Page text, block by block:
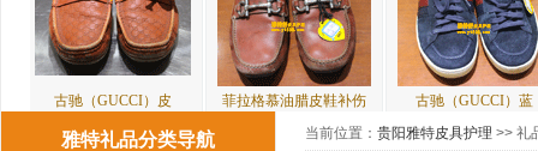
GUCCI）皮 菲拉格慕油腊皮鞋补伤 古驰（GUCCI）蓝
雅特礼品分类导航 当前位置： 贵阳雅特皮具护理 >> 礼